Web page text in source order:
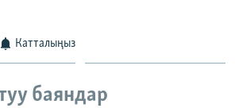
Катталыңыз
баяндар